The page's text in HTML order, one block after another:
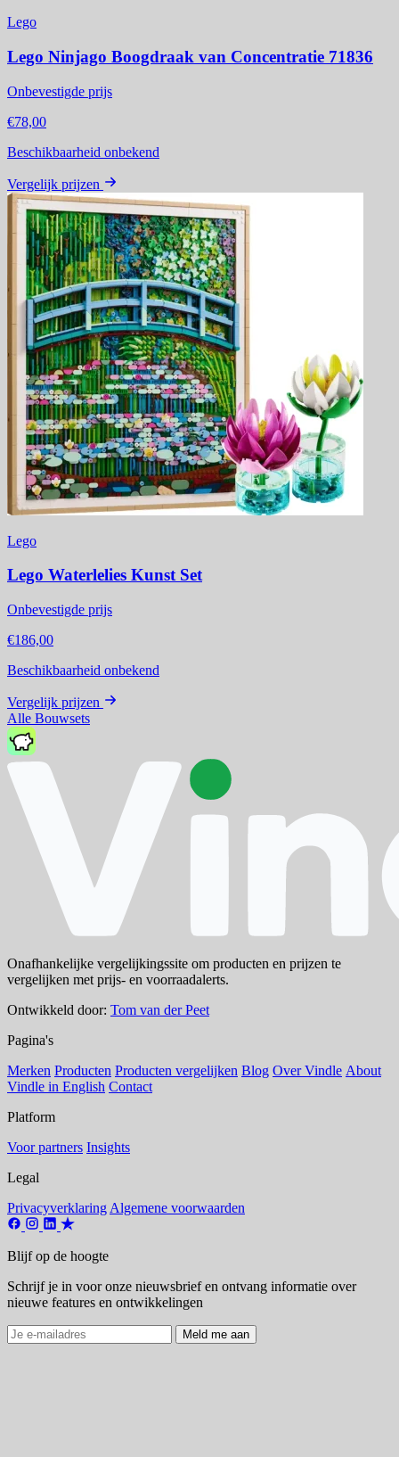
Lego
Lego Ninjago Boogdraak van Concentratie 71836
Onbevestigde prijs
€78,00
Beschikbaarheid onbekend
Vergelijk prijzen
Lego
Lego Waterlelies Kunst Set
Onbevestigde prijs
€186,00
Beschikbaarheid onbekend
Vergelijk prijzen
Alle Bouwsets
Onafhankelijke vergelijkingssite om producten en prijzen te
vergelijken met prijs- en voorraadalerts.
Ontwikkeld door: Tom van der Peet
Pagina's
Merken Producten Producten vergelijken Blog Over Vindle About
Vindle in English Contact
Platform
Voor partners Insights
Legal
Privacyverklaring Algemene voorwaarden
Blijf op de hoogte
Schrijf je in voor onze nieuwsbrief en ontvang informatie over
nieuwe features en ontwikkelingen
Meld me aan